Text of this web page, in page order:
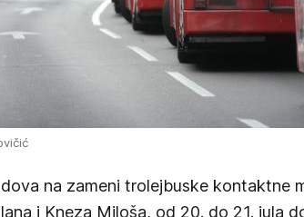
na zameni trolejbuske kontaktne
i Kneza Miloša, od 20. do 21. jula